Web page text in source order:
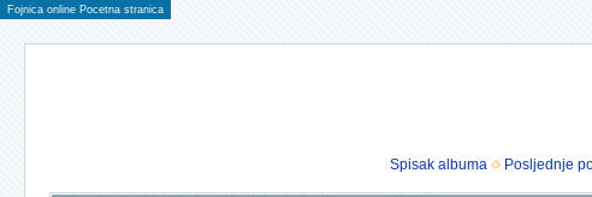
Fojnica online Pocetna stranica
Spisak albuma
Posljednje